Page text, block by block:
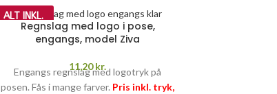
ALT INKL.
Regnslag med logo i pose,
engangs, model Ziva
11,20kr.
Engangs regnslag med logotryk på
posen. Fås i mange farver. Pris inkl. tryk,